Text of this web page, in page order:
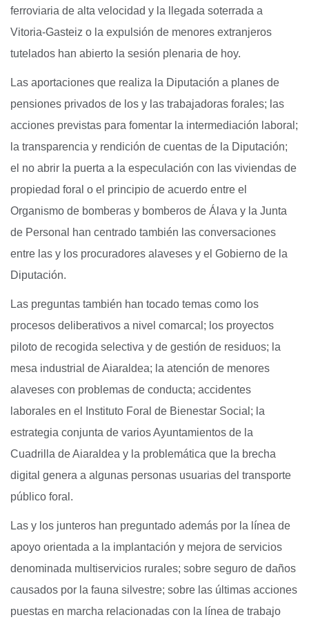
ferroviaria de alta velocidad y la llegada soterrada a
Vitoria-Gasteiz o la expulsión de menores extranjeros
tutelados han abierto la sesión plenaria de hoy.
Las aportaciones que realiza la Diputación a planes de
pensiones privados de los y las trabajadoras forales; las
acciones previstas para fomentar la intermediación laboral;
la transparencia y rendición de cuentas de la Diputación;
el no abrir la puerta a la especulación con las viviendas de
propiedad foral o el principio de acuerdo entre el
Organismo de bomberas y bomberos de Álava y la Junta
de Personal han centrado también las conversaciones
entre las y los procuradores alaveses y el Gobierno de la
Diputación.
Las preguntas también han tocado temas como los
procesos deliberativos a nivel comarcal; los proyectos
piloto de recogida selectiva y de gestión de residuos; la
mesa industrial de Aiaraldea; la atención de menores
alaveses con problemas de conducta; accidentes
laborales en el Instituto Foral de Bienestar Social; la
estrategia conjunta de varios Ayuntamientos de la
Cuadrilla de Aiaraldea y la problemática que la brecha
digital genera a algunas personas usuarias del transporte
público foral.
Las y los junteros han preguntado además por la línea de
apoyo orientada a la implantación y mejora de servicios
denominada multiservicios rurales; sobre seguro de daños
causados por la fauna silvestre; sobre las últimas acciones
puestas en marcha relacionadas con la línea de trabajo